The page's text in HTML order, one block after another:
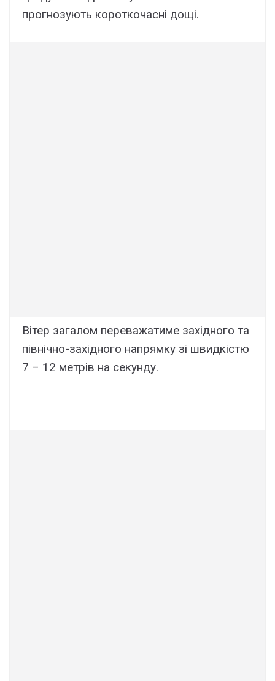
прогнозують короткочасні дощі.
Вітер загалом переважатиме західного та
північно-західного напрямку зі швидкістю
7 – 12 метрів на секунду.